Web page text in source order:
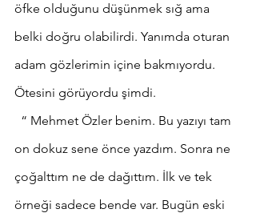
öfke olduğunu düşünmek sığ ama
belki doğru olabilirdi. Yanımda oturan
adam gözlerimin içine bakmıyordu.
Ötesini görüyordu şimdi.
on dokuz sene önce yazdım. Sonra ne
çoğalttım ne de dağıttım. İlk ve tek
örneği sadece bende var. Bugün eski